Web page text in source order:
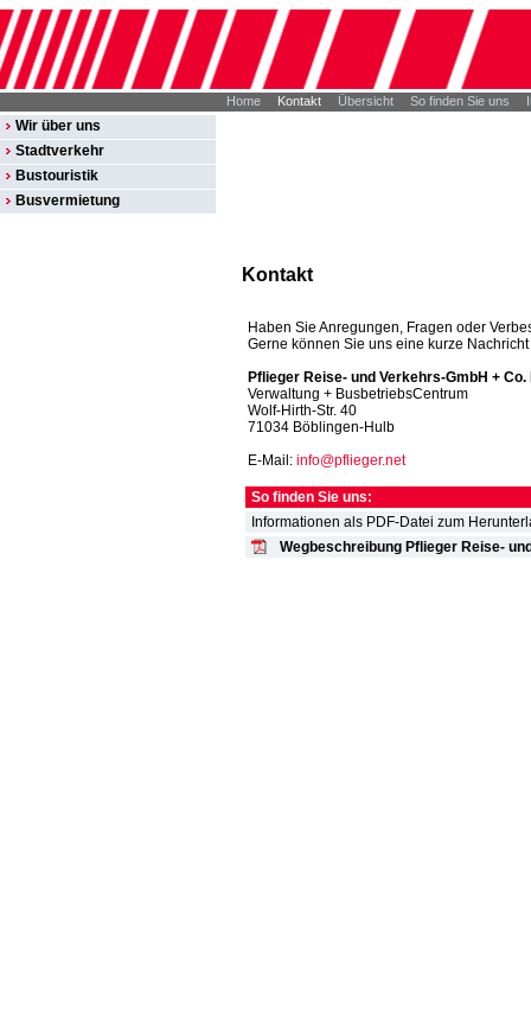
Home Kontakt Übersicht So finden Sie uns
Wir über uns
Stadtverkehr
Bustouristik
Busvermietung
Kontakt
Haben Sie Anregungen, Fragen oder
Gerne können Sie uns eine kurze
Pflieger Reise- und Verkehrs-GmbH + Co.
Verwaltung + BusbetriebsCentrum
Wolf-Hirth-Str. 40
71034 Böblingen-Hulb
E-Mail: info@pflieger.net
So finden Sie uns:
Informationen als PDF-Datei zum
Wegbeschreibung Pflieger Reise-